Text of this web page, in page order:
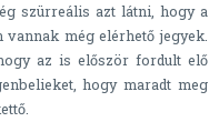
szürreális azt látni, hogy a
még elérhető jegyek.
az is először fordult elő
hogy maradt meg